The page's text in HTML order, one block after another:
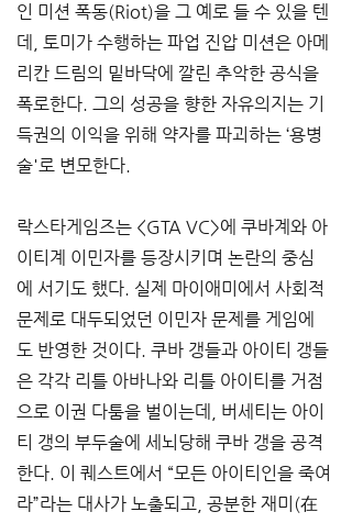
인 미션 폭동(Riot)을 그 예로 들 수 있을 텐
데, 토미가 수행하는 파업 진압 미션은 아메
리칸 드림의 밑바닥에 깔린 추악한 공식을
폭로한다. 그의 성공을 향한 자유의지는 기
득권의 이익을 위해 약자를 파괴하는 ‘용병
술'로 변모한다.
락스타게임즈는 <GTA VC>에 쿠바계와 아
이티계 이민자를 등장시키며 논란의 중심
에 서기도 했다. 실제 마이애미에서 사회적
문제로 대두되었던 이민자 문제를 게임에
도 반영한 것이다. 쿠바 갱들과 아이티 갱들
은 각각 리틀 아바나와 리틀 아이티를 거점
으로 이권 다툼을 벌이는데, 버세티는 아이
티 갱의 부두술에 세뇌당해 쿠바 갱을 공격
한다. 이 퀘스트에서 “모든 아이티인을 죽여
라”라는 대사가 노출되고, 공분한 재미(在